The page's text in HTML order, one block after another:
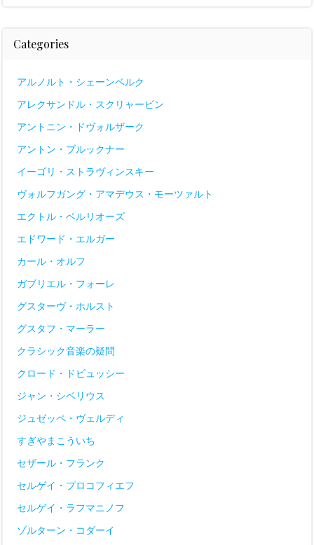
Categories
アルノルト・シェーンベルク
アレクサンドル・スクリャービン
アントニン・ドヴォルザーク
アントン・ブルックナー
イーゴリ・ストラヴィンスキー
ヴォルフガング・アマデウス・モーツァルト
エクトル・ベルリオーズ
エドワード・エルガー
カール・オルフ
ガブリエル・フォーレ
グスターヴ・ホルスト
グスタフ・マーラー
クラシック音楽の疑問
クロード・ドビュッシー
ジャン・シベリウス
ジュゼッペ・ヴェルディ
すぎやまこういち
セザール・フランク
セルゲイ・プロコフィエフ
セルゲイ・ラフマニノフ
ゾルターン・コダーイ